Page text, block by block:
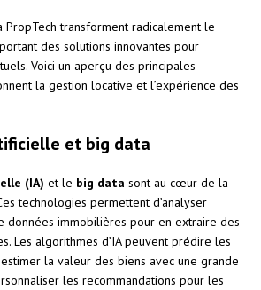
PropTech transforment radicalement le
des solutions innovantes pour
Voici un aperçu des principales
la gestion locative et l’expérience des
et big data
(IA) et le big data sont au cœur de la
technologies permettent d’analyser
données immobilières pour en extraire des
Les algorithmes d’IA peuvent prédire les
la valeur des biens avec une grande
les recommandations pour les